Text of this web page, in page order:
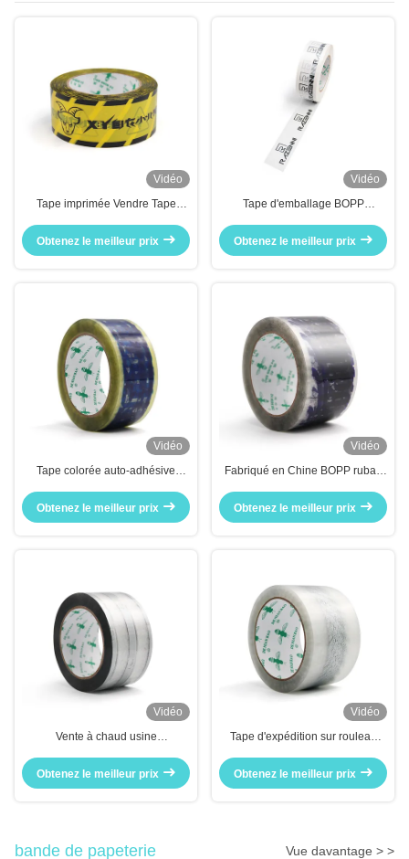
Vidéo
Tape imprimée Vendre Tape
emballage d'expédition
Obtenez le meilleur prix
Vidéo
Tape d'emballage BOPP
qualité pour carton
Obtenez le meilleur prix
Vidéo
Tape colorée auto-adhésive
l'étanchéité de l'expédition
Obtenez le meilleur prix
Vidéo
Fabriqué en Chine BOPP ruban
avec logo service personnalisé
Obtenez le meilleur prix
Vidéo
Vente à chaud usine
pour le ruban adhésif logo
Obtenez le meilleur prix
Vidéo
Tape d'expédition sur rouleau
avec logo pour l'emballage
Obtenez le meilleur prix
bande de papeterie Vue davantage > >